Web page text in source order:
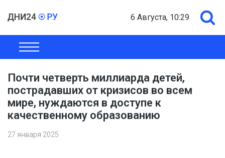
6 Августа, 10:29
ОБЩЕСТВО
Почти четверть миллиарда детей,
пострадавших от кризисов во всем
мире, нуждаются в доступе к
качественному образованию
27 января 2025